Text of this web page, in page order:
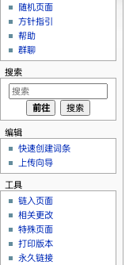
随机页面
方针指引
帮助
群聊
搜索
编辑
快速创建词条
上传向导
工具
链入页面
相关更改
特殊页面
打印版本
永久链接